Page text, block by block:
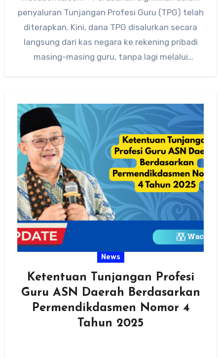
penyaluran Tunjangan Profesi Guru (TPG) telah
diterapkan. Kini, dana TPG disalurkan secara
langsung dari kas negara ke rekening pribadi
masing-masing guru, tanpa lagi melalui
News
Ketentuan Tunjangan Profesi
Guru ASN Daerah Berdasarkan
Permendikdasmen Nomor 4
Tahun 2025